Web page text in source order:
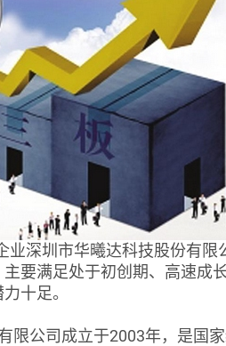
深圳市华曦达科技股份有限
要满足处于初创期、高速成
十足。
公司成立于2003年，是国